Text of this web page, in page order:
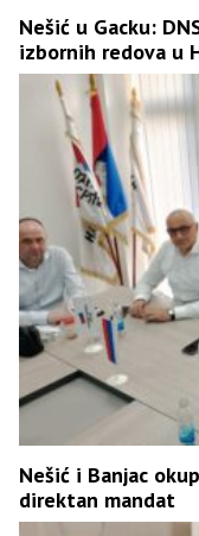
Nešić u Gacku:
izbornih redova u
Nešić i Banjac
direktan mandat